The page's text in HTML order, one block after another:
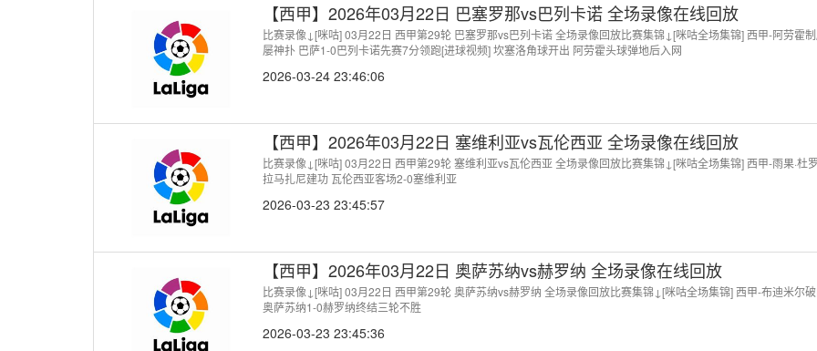
【西甲】2026年03月22日 巴塞罗那vs巴列卡诺 全场录像在线回放
比赛录像↓[咪咕] 03月22日 西甲第29轮 巴塞罗那vs巴列卡诺 全场录像回放比赛集锦↓[咪咕全场集锦] 西甲-阿劳霍
屡神扑 巴萨1-0巴列卡诺先赛7分领跑[进球视频] 坎塞洛角球开出 阿劳霍头球弹地后入网
2026-03-24 23:46:06
【西甲】2026年03月22日 塞维利亚vs瓦伦西亚 全场录像在线回放
比赛录像↓[咪咕] 03月22日 西甲第29轮 塞维利亚vs瓦伦西亚 全场录像回放比赛集锦↓[咪咕全场集锦] 西甲-雨果·杜
拉马扎尼建功 瓦伦西亚客场2-0塞维利亚
2026-03-23 23:45:57
【西甲】2026年03月22日 奥萨苏纳vs赫罗纳 全场录像在线回放
比赛录像↓[咪咕] 03月22日 西甲第29轮 奥萨苏纳vs赫罗纳 全场录像回放比赛集锦↓[咪咕全场集锦] 西甲-布迪米尔
奥萨苏纳1-0赫罗纳终结三轮不胜
2026-03-23 23:45:36